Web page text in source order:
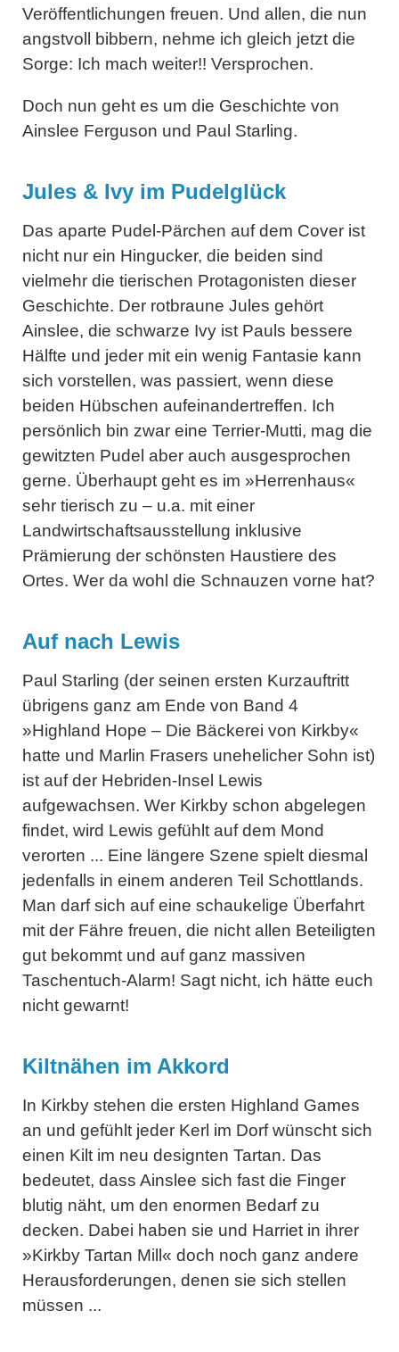
Veröffentlichungen freuen. Und allen, die nun
angstvoll bibbern, nehme ich gleich jetzt die
Sorge: Ich mach weiter!! Versprochen.
Doch nun geht es um die Geschichte von
Ainslee Ferguson und Paul Starling.
Jules & Ivy im Pudelglück
Das aparte Pudel-Pärchen auf dem Cover ist
nicht nur ein Hingucker, die beiden sind
vielmehr die tierischen Protagonisten dieser
Geschichte. Der rotbraune Jules gehört
Ainslee, die schwarze Ivy ist Pauls bessere
Hälfte und jeder mit ein wenig Fantasie kann
sich vorstellen, was passiert, wenn diese
beiden Hübschen aufeinandertreffen. Ich
persönlich bin zwar eine Terrier-Mutti, mag die
gewitzten Pudel aber auch ausgesprochen
gerne. Überhaupt geht es im »Herrenhaus«
sehr tierisch zu – u.a. mit einer
Landwirtschaftsausstellung inklusive
Prämierung der schönsten Haustiere des
Ortes. Wer da wohl die Schnauzen vorne hat?
Auf nach Lewis
Paul Starling (der seinen ersten Kurzauftritt
übrigens ganz am Ende von Band 4
»Highland Hope – Die Bäckerei von Kirkby«
hatte und Marlin Frasers unehelicher Sohn ist)
ist auf der Hebriden-Insel Lewis
aufgewachsen. Wer Kirkby schon abgelegen
findet, wird Lewis gefühlt auf dem Mond
verorten ... Eine längere Szene spielt diesmal
jedenfalls in einem anderen Teil Schottlands.
Man darf sich auf eine schaukelige Überfahrt
mit der Fähre freuen, die nicht allen Beteiligten
gut bekommt und auf ganz massiven
Taschentuch-Alarm! Sagt nicht, ich hätte euch
nicht gewarnt!
Kiltnähen im Akkord
In Kirkby stehen die ersten Highland Games
an und gefühlt jeder Kerl im Dorf wünscht sich
einen Kilt im neu designten Tartan. Das
bedeutet, dass Ainslee sich fast die Finger
blutig näht, um den enormen Bedarf zu
decken. Dabei haben sie und Harriet in ihrer
»Kirkby Tartan Mill« doch noch ganz andere
Herausforderungen, denen sie sich stellen
müssen ...